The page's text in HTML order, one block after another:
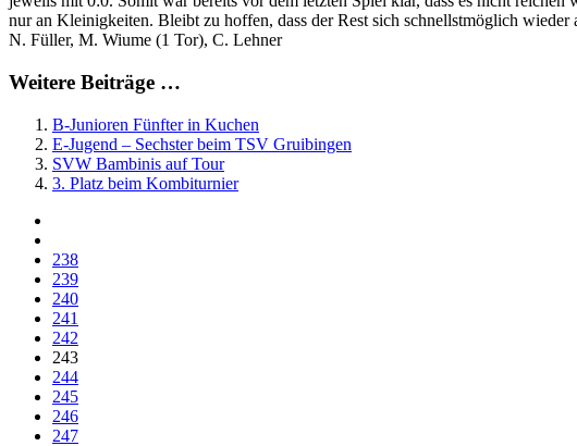
nur an Kleinigkeiten. Bleibt zu hoffen, dass der Rest sich schnellstmöglich
N. Füller, M. Wiume (1 Tor), C. Lehner
Weitere Beiträge …
B-Junioren Fünfter in Kuchen
E-Jugend – Sechster beim TSV Gruibingen
SVW Bambinis auf Tour
3. Platz beim Kombiturnier
238
239
240
241
242
243
244
245
246
247